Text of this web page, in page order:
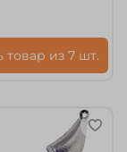
товар из 7 шт.